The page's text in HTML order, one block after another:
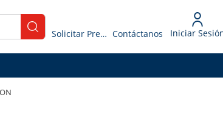
submit search
Solicitar Presupuesto Contáctanos Iniciar